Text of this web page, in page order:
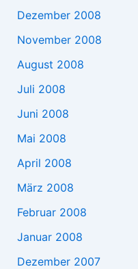
Dezember 2008
November 2008
August 2008
Juli 2008
Juni 2008
Mai 2008
April 2008
März 2008
Februar 2008
Januar 2008
Dezember 2007